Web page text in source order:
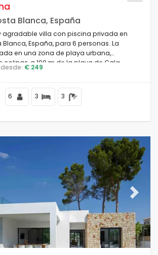
Blanca, España
agradable villa con piscina privada en
Blanca, España, para 6 personas. La
en una zona de playa urbana,
a 100 m de la playa de Cala
del centro de Moraira y a 0.
desde: € 249
6 3 3
Next